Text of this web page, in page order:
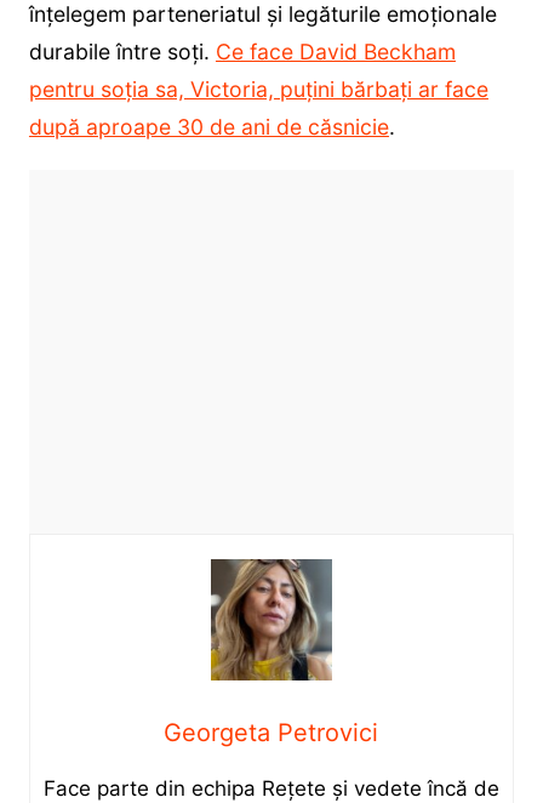
înțelegem parteneriatul și legăturile emoționale
durabile între soți. Ce face David Beckham
pentru soția sa, Victoria, puțini bărbați ar face
după aproape 30 de ani de căsnicie.
Georgeta Petrovici
Face parte din echipa Rețete și vedete încă de